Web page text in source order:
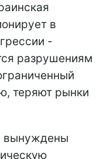
в
-
разрушениям
теряют рынки
вынуждены